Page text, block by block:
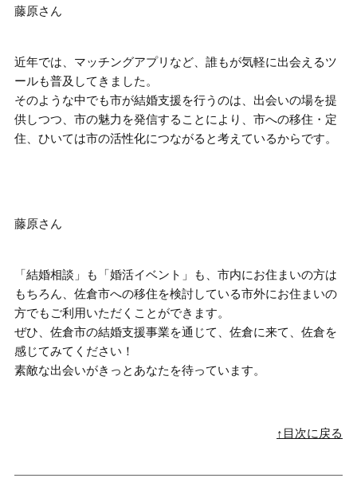
藤原さん
近年では、マッチングアプリなど、誰もが気軽に出会えるツ
ールも普及してきました。
そのような中でも市が結婚支援を行うのは、 出会いの場を提
供しつつ、市の魅力を発信することにより、市への移住・定
住、ひいては市の活性化につながる と考えているからです。
藤原さん
「結婚相談」も「婚活イベント」も、市内にお住まいの方は
もちろん、佐倉市への移住を検討している市外にお住まいの
方でもご利用いただくことができます。
ぜひ、佐倉市の結婚支援事業を通じて、佐倉に来て、佐倉を
感じてみてください ！
素敵な出会いがきっとあなたを待っています。
↑目次に戻る